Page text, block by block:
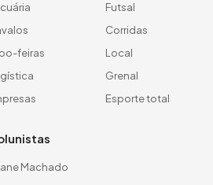
feiras
Futsal
Corridas
Local
Grenal
Esporte total
Machado